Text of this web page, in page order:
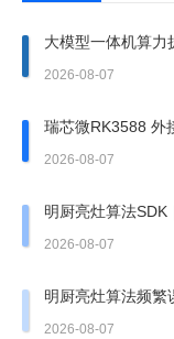
大模型一体机算
2026-08-07
瑞芯微RK3588 外
哪一张？
2026-08-07
明厨亮灶算法SDK
造
2026-08-07
明厨亮灶算法频繁
2026-08-07